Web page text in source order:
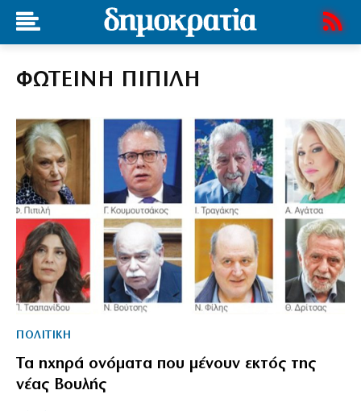
ΦΩΤΕΙΝΗ ΠΙΠΙΛΗ
ΠΟΛΙΤΙΚΗ
Τα ηχηρά ονόματα που μένουν εκτός της
νέας Βουλής